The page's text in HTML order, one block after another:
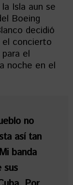
Isla aun se
Boeing
decidió
el concierto
el
noche en el
no
así tan
banda
sus